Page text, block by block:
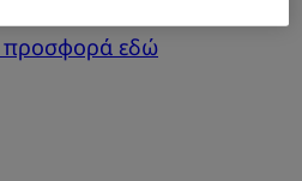
προσφορά εδώ